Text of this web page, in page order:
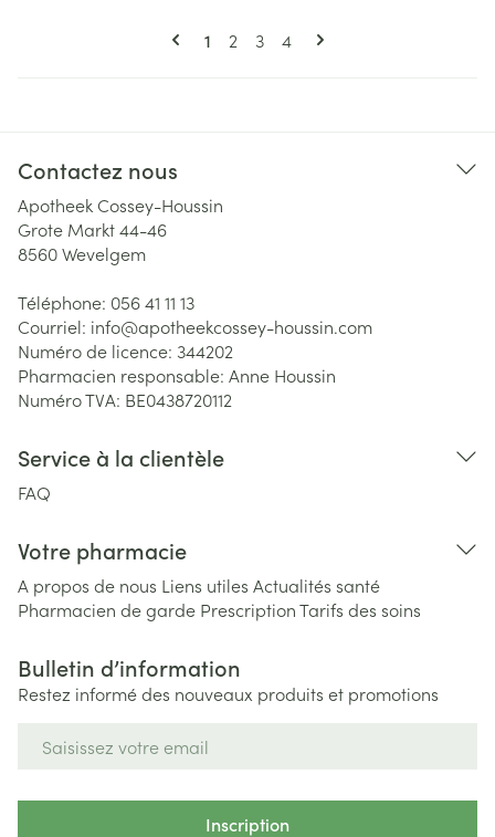
Pages
Vous lisez actuellement la page
1 Page
2 Page
3 Page
4
Contactez nous
Apotheek Cossey-Houssin
Grote Markt 44-46
8560Wevelgem
Téléphone: 056 41 11 13
Courriel: info@apotheekcossey-houssin.com
Numéro de licence: 344202
Pharmacien responsable: Anne Houssin
Numéro TVA: BE0438720112
Service à la clientèle
FAQ
Votre pharmacie
A propos de nous Liens utiles Actualités santé
Pharmacien de garde PrescriptionTarifs des soins
Bulletin d’information
Restez informé des nouveaux produits et promotions
Inscription